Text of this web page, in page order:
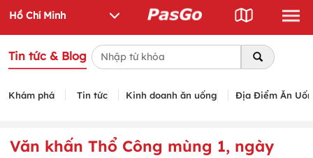
Tin tức & Blog
Khám phá Tin tức Kinh doanh ăn uống Địa Điểm Ăn
Văn khấn Thổ Công mùng 1, ngày